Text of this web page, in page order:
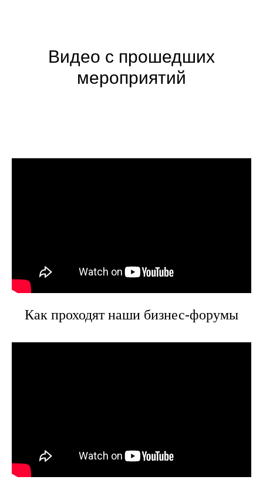
Видео с прошедших
мероприятий
Как проходят наши бизнес-форумы